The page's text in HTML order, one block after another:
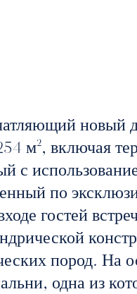
новый
м², включая
с
по
гостей
пород. На
одна из